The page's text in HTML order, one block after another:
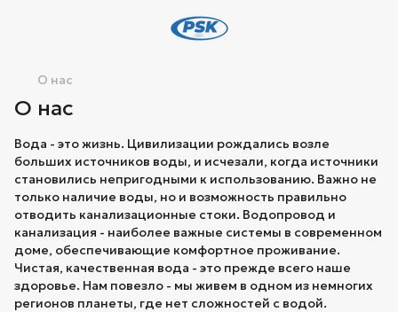
О нас
О нас
Вода - это жизнь. Цивилизации рождались возле
больших источников воды, и исчезали, когда источники
становились непригодными к использованию. Важно не
только наличие воды, но и возможность правильно
отводить канализационные стоки. Водопровод и
канализация - наиболее важные системы в современном
доме, обеспечивающие комфортное проживание.
Чистая, качественная вода - это прежде всего наше
здоровье. Нам повезло - мы живем в одном из немногих
регионов планеты, где нет сложностей с водой.